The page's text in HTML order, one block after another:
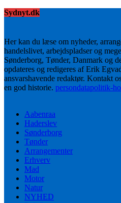
Sydnyt.dk
Her kan du læse om nyheder,
handelslivet, arbejdspladser og
Sønderborg, Tønder, Danmark og
opdateres og redigeres af Erik
ansvarshavende redaktør. Kontakt
en god historie. persondatapolitik-
Aabenraa
Haderslev
Sønderborg
Tønder
Arrangementer
Erhverv
Mad
Motor
Natur
NYHED